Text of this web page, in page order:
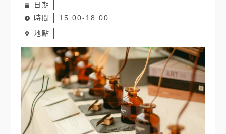
日期
時間
15:00-18:00
地點